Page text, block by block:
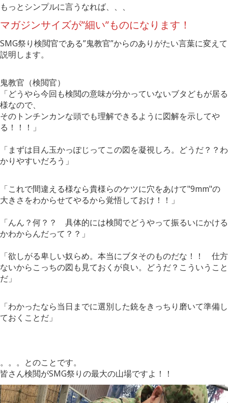
もっとシンプルに言うなれば、、、
マガジンサイズが”細い”ものになります！
SMG祭り検閲官である”鬼教官”からのありがたい言葉に変えて
説明します。
鬼教官（検閲官）
「どうやら今回も検閲の意味が分かっていないブタどもが居る
様なので、
そのトンチンカンな頭でも理解できるように図解を示してや
る！！！」
「まずは目ん玉かっぽじってこの図を凝視しろ。どうだ？？わ
かりやすいだろう」
「これで間違える様なら貴様らのケツに穴をあけて"9mm"の
大きさをわからせてやるから覚悟しておけ！！」
「んん？何？？ 具体的には検閲でどうやって振るいにかける
かわからんだって？？」
「欲しがる卑しい奴らめ。本当にブタそのものだな！！ 仕方
ないからこっちの図も見ておくが良い。どうだ？こういうこと
だ」
「わかったなら当日までに選別した銃をきっちり磨いて準備し
ておくことだ」
。。。とのことです。
皆さん検閲がSMG祭りの最大の山場ですよ！！